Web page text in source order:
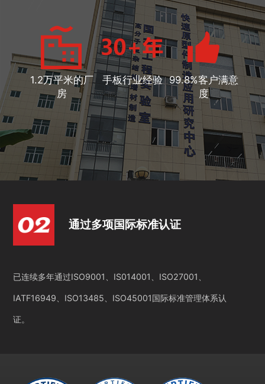
1.2万平米的厂
房
手板行业经验 99.8%客户满意
度
通过多项国际标准认证
已连续多年通过ISO9001、IS014001、ISO27001、
IATF16949、ISO13485、ISO45001国际标准管理体系认
证。